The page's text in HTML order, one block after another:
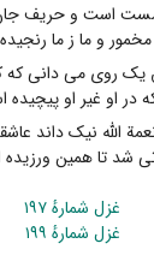
است و حریف
و ما ز ما
یک روی می دانی
در او غیر او
الله نیک داند
شد تا همین
غزل شمارهٔ ۱۹۷
غزل شمارهٔ ۱۹۹